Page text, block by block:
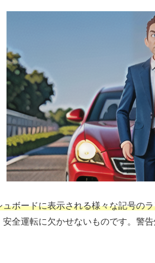
ュボードに表示される様々な記号の
全運転に欠かせないものです。警告